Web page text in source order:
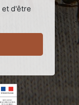
et d'être